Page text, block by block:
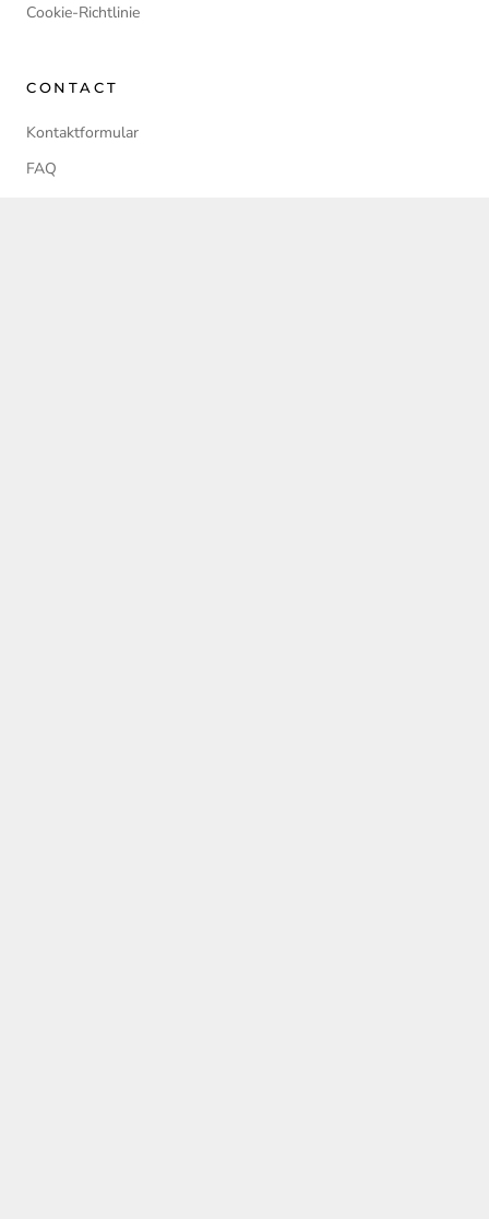
Cookie-Richtlinie
CONTACT
Kontaktformular
FAQ